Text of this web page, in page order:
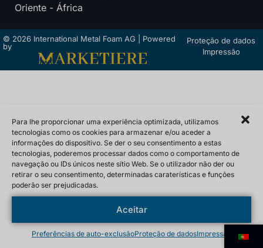
Para lhe proporcionar uma experiência optimizada, utilizamos
tecnologias como os cookies para armazenar e/ou aceder a
informações do dispositivo. Se der o seu consentimento a estas
tecnologias, poderemos processar dados como o comportamento de
navegação ou IDs únicos neste sítio Web. Se o utilizador não der ou
retirar o seu consentimento, determinadas caraterísticas e funções
poderão ser prejudicadas.
Aceitar
Preferências de auto-exclusãoProteção de dadosImpressão
Oriente - África
© 2026 International Metal Foam AG | Powered
by
Proteção de dados
Impressão